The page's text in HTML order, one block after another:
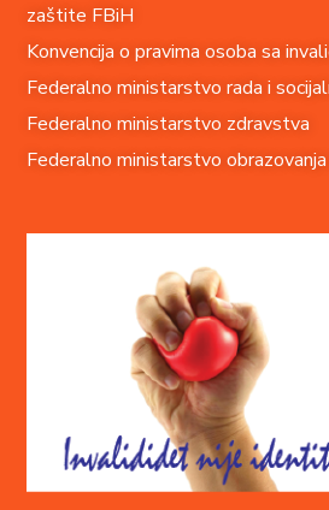
zaštite FBiH
Konvencija o pravima osoba sa
Federalno ministarstvo rada i
Federalno ministarstvo zdravstva
Federalno ministarstvo obrazovanja